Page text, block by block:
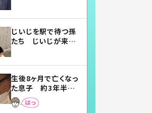
じいじを駅で待つ孫
たち じいじが来た
まらない」「幸せにな
れる」
生後8ヶ月で亡くなっ
た息子 約3年半
後、当時の妻の日記
に書いてあった本音